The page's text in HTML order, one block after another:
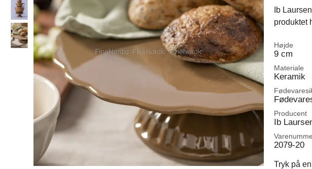
Ib
produktet
Højde
9 cm
Materiale
Keramik
Producent
Ib
2079-20
Tryk på